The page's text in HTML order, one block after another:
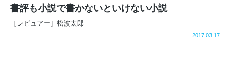
書評も小説で書かないといけない小説
［レビュアー］松波太郎
2017.03.17